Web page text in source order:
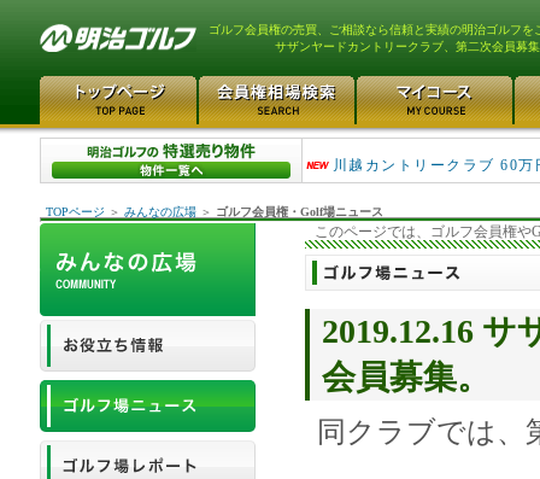
ゴルフ会員権の売買、ご相談なら信頼と実績の明治ゴルフを
サザンヤードカントリークラブ、第二次会員募
津久井湖ゴルフ倶楽部 80万
川越カントリークラブ 60万
TOPページ ＞ みんなの広場 ＞ ゴルフ会員権・Golf場ニュース
このページでは、ゴルフ会員権や
2019.12.16
会員募集。
同クラブでは、